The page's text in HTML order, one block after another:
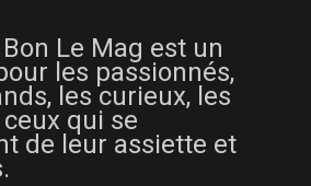
Le Mag est un
les passionnés,
les curieux, les
qui se
de leur assiette et